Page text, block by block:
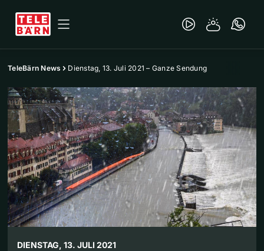
TeleBärn News Dienstag, 13. Juli 2021 – Ganze Sendung
DIENSTAG, 13. JULI 2021